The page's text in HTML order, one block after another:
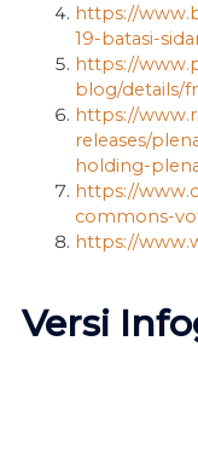
https://
19-batasi-
https://
blog/details/
https://
releases/
holding-
https://
commons-
https://
Versi